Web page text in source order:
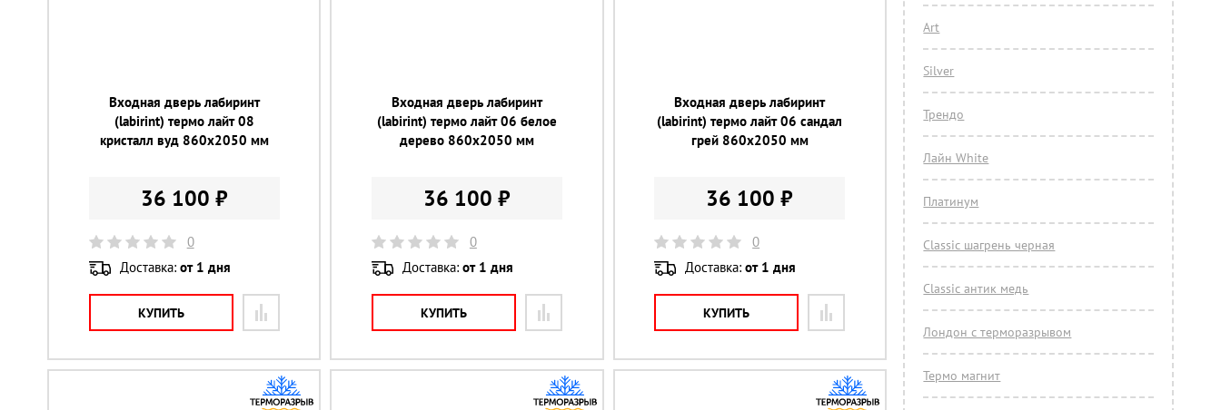
Входная дверь лабиринт
(labirint) термо лайт 08
кристалл вуд 860х2050 мм
36 100 ₽
0
Доставка: от 1 дня
КУПИТЬ
Входная дверь лабиринт
(labirint) термо лайт 06 белое
дерево 860х2050 мм
36 100 ₽
0
Доставка: от 1 дня
КУПИТЬ
Входная дверь лабиринт
(labirint) термо лайт 06 сандал
грей 860х2050 мм
36 100 ₽
0
Доставка:от 1 дня
КУПИТЬ
Art
Silver
Трендо
Лайн White
Платинум
Classic шагрень черная
Classic антик медь
Лондон с терморазрывом
Термо магнит